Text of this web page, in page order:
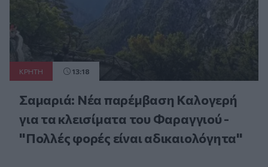
ΚΡΗΤΗ 13:18
Σαμαριά: Νέα παρέμβαση Καλογερή
για τα κλεισίματα του Φαραγγιού -
"Πολλές φορές είναι αδικαιολόγητα"